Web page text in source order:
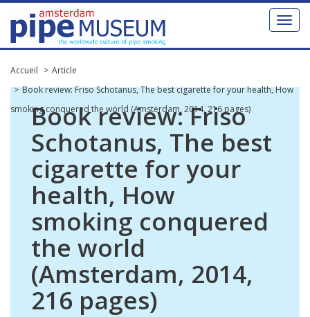
Toggle
Accueil
Article
Book review: Friso Schotanus, The best cigarette for your health, How
smoking conquered the world (Amsterdam, 2014, 216 pages)
Bookreview:Friso
Schotanus, The best
cigarette foryour
health, How
smoking conquered
the world
(Amsterdam, 2014,
216 pages)